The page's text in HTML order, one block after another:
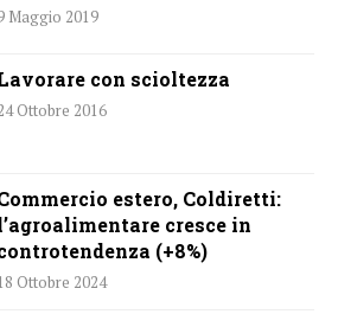
Maggio 2019
con scioltezza
Ottobre 2016
estero, Coldiretti:
cresce in
(+8%)
Ottobre 2024